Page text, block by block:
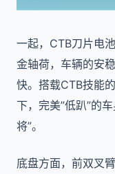
一起，CTB刀片电
金轴荷，车辆的安
快。搭载CTB技能
下，完美”低趴”的
将”。
底盘方面，前双叉